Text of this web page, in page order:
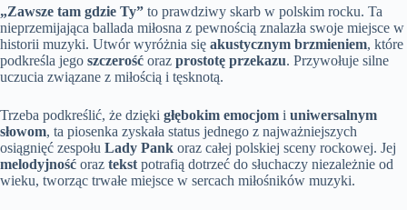
„Zawsze tam gdzie Ty” to prawdziwy skarb w polskim rocku. Ta
nieprzemijająca ballada miłosna z pewnością znalazła swoje miejsce w
historii muzyki. Utwór wyróżnia się akustycznym brzmieniem, które
podkreśla jego szczerość oraz prostotę przekazu. Przywołuje silne
uczucia związane z miłością i tęsknotą.
Trzeba podkreślić, że dzięki głębokim emocjom i uniwersalnym
słowom, ta piosenka zyskała status jednego z najważniejszych
osiągnięć zespołu Lady Pank oraz całej polskiej sceny rockowej. Jej
melodyjność oraz tekst potrafią dotrzeć do słuchaczy niezależnie od
wieku, tworząc trwałe miejsce w sercach miłośników muzyki.